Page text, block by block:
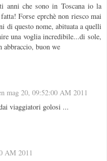
anni che sono in Toscana io la
Forse eprchè non riesco mai
di questo nome, abituata a quelli
una voglia incredibile...di sole,
abbraccio, buon we
mag 20, 09:52:00 AM 2011
viaggiatori golosi ...
AM 2011